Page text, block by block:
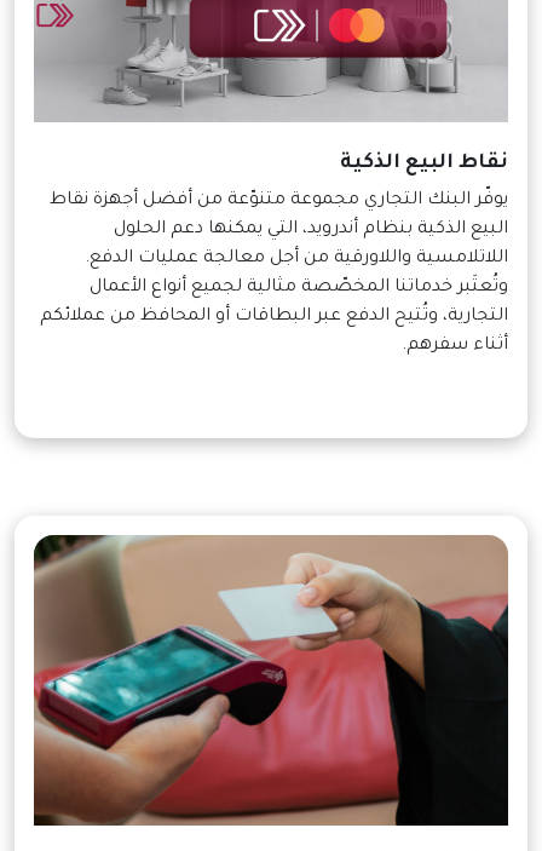
نقاط البيع الذكية
يوفّر البنك التجاري مجموعة متنوّعة من أفضل أجهزة نقاط
البيع الذكية بنظام أندرويد، التي يمكنها دعم الحلول
اللاتلامسية واللاورقية من أجل معالجة عمليات الدفع.
وتُعتَبر خدماتنا المخصّصة مثالية لجميع أنواع الأعمال
التجارية، وتُتيح الدفع عبر البطاقات أو المحافظ من عملائكم
أثناء سفرهم.